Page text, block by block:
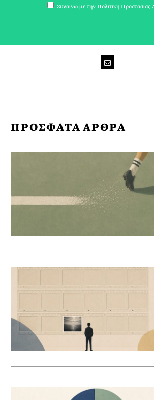
ΠΡΟΣΦΑΤΑ ΑΡΘΡΑ
Συναινώ με την Πολιτική Προστασίας